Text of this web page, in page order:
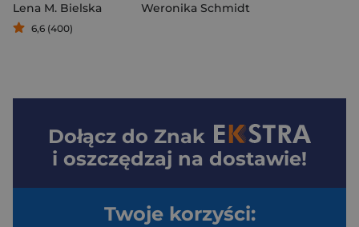
Lena M. Bielska
6,6 (400)
Weronika Schmidt
Dołącz do Znak
i oszczędzaj na dostawie!
Twoje korzyści: